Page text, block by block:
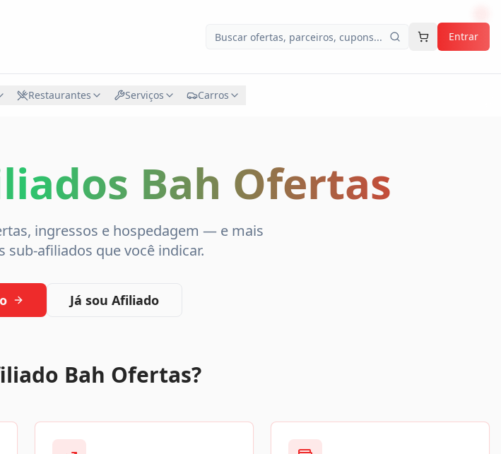
Entrar
Restaurantes Serviços Carros
Bah Ofertas
ingressos e hospedagem — e mais
sub-afiliados que você indicar.
Já sou Afiliado
Bah Ofertas?